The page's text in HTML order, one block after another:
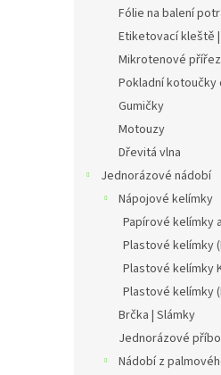
Fólie na balení
Etiketovací kleště
Mikrotenové
Pokladní
Gumičky
Motouzy
Dřevitá vlna
Jednorázové nádobí
Nápojové kelímky
Papírové kelímky
Plastové kelímky
Plastové kelímky
Plastové kelímky
Brčka | Slámky
Jednorázové
Nádobí z